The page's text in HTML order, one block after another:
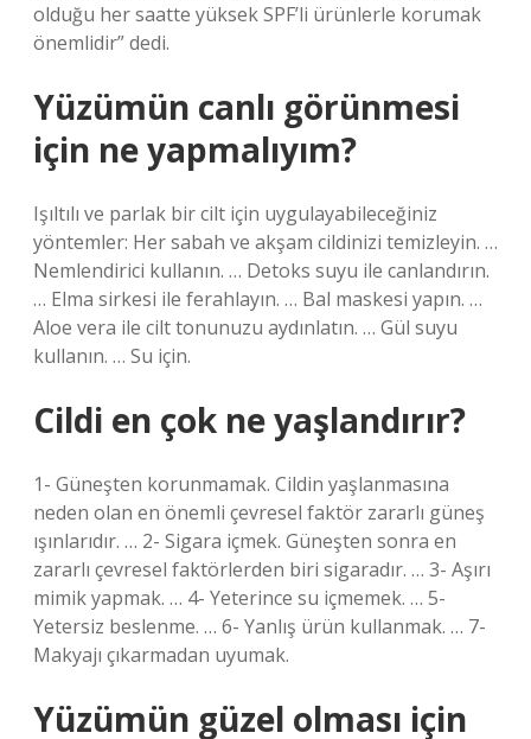
olduğu her saatte yüksek SPF’li ürünlerle korumak
önemlidir” dedi.
Yüzümün canlı görünmesi
için ne yapmalıyım?
Işıltılı ve parlak bir cilt için uygulayabileceğiniz
yöntemler: Her sabah ve akşam cildinizi temizleyin. …
Nemlendirici kullanın. … Detoks suyu ile canlandırın.
… Elma sirkesi ile ferahlayın. … Bal maskesi yapın. …
Aloe vera ile cilt tonunuzu aydınlatın. … Gül suyu
kullanın. … Su için.
Cildi en çok ne yaşlandırır?
1- Güneşten korunmamak. Cildin yaşlanmasına
neden olan en önemli çevresel faktör zararlı güneş
ışınlarıdır. … 2- Sigara içmek. Güneşten sonra en
zararlı çevresel faktörlerden biri sigaradır. … 3- Aşırı
mimik yapmak. … 4- Yeterince su içmemek. … 5-
Yetersiz beslenme. … 6- Yanlış ürün kullanmak. … 7-
Makyajı çıkarmadan uyumak.
Yüzümün güzel olması için